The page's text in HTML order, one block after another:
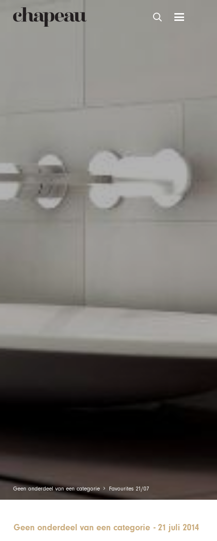
Geen onderdeel van een categorie Favourites 21/07
Geen onderdeel van een categorie -21 juli 2014